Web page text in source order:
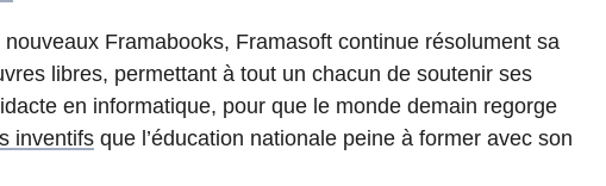
Framabooks, Framasoft continue résolument sa
libres, permettant à tout un chacun de soutenir ses
en informatique, pour que le monde demain regorge
inventifsque l’éducation nationale peine à former avec son